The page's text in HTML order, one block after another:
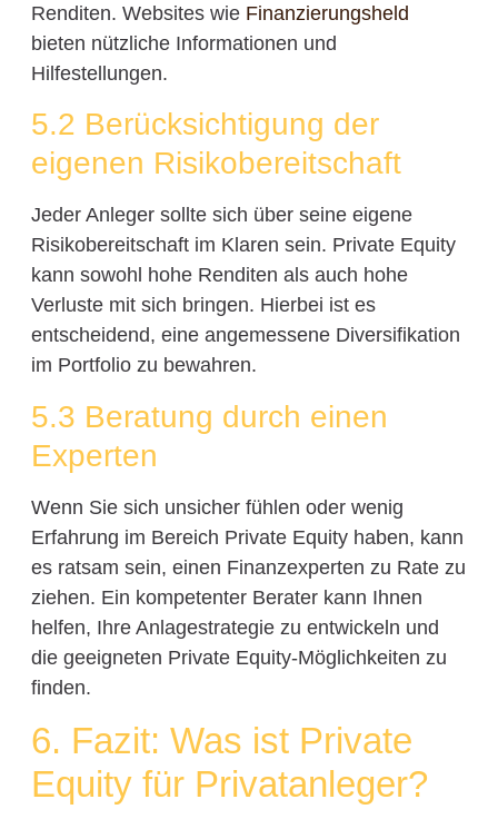
Renditen. Websites wie Finanzierungsheld
bieten nützliche Informationen und
Hilfestellungen.
5.2 Berücksichtigung der
eigenen Risikobereitschaft
Jeder Anleger sollte sich über seine eigene
Risikobereitschaft im Klaren sein. Private Equity
kann sowohl hohe Renditen als auch hohe
Verluste mit sich bringen. Hierbei ist es
entscheidend, eine angemessene Diversifikation
im Portfolio zu bewahren.
5.3 Beratung durch einen
Experten
Wenn Sie sich unsicher fühlen oder wenig
Erfahrung im Bereich Private Equity haben, kann
es ratsam sein, einen Finanzexperten zu Rate zu
ziehen. Ein kompetenter Berater kann Ihnen
helfen, Ihre Anlagestrategie zu entwickeln und
die geeigneten Private Equity-Möglichkeiten zu
finden.
6. Fazit: Was ist Private
Equity für Privatanleger?